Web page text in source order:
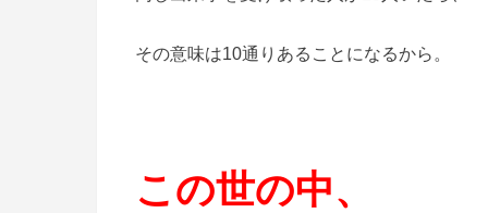
その意味は10通りあることになるから。
この世の中、